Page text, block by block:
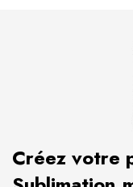
Créez votre